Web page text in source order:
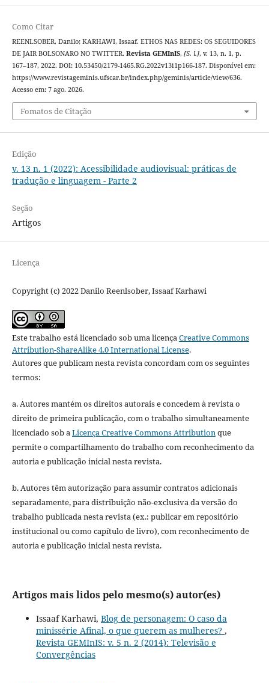
Como Citar
REENLSOBER, Danilo; KARHAWI, Issaaf. ETHOS NAS REDES: OS SEGUIDORES
DE JAIR BOLSONARO NO TWITTER. Revista GEMInIS, [S. l.], v. 13, n. 1, p.
167–187, 2022. DOI: 10.53450/2179-1465.RG.2022v13i1p166-187. Disponível em:
https://www.revistageminis.ufscar.br/index.php/geminis/article/view/636.
Acesso em: 7 ago. 2026.
Fomatos de Citação
Edição
v. 13 n. 1 (2022): Acessibilidade audiovisual: práticas de
tradução e linguagem - Parte 2
Seção
Artigos
Licença
Copyright (c) 2022 Danilo Reenlsober, Issaaf Karhawi
Este trabalho está licenciado sob uma licençaCreative Commons
Attribution-ShareAlike 4.0 International License.
Autores que publicam nesta revista concordam com os seguintes
termos:
a. Autores mantém os direitos autorais e concedem à revista o
direito de primeira publicação, com o trabalho simultaneamente
licenciado sob aLicença Creative Commons Attributionque
permite o compartilhamento do trabalho com reconhecimento da
autoria e publicação inicial nesta revista.
b. Autores têm autorização para assumir contratos adicionais
separadamente, para distribuição não-exclusiva da versão do
trabalho publicada nesta revista (ex.: publicar em repositório
institucional ou como capítulo de livro), com reconhecimento de
autoria e publicação inicial nesta revista.
Artigos mais lidos pelo mesmo(s) autor(es)
Issaaf Karhawi, Blog de personagem: O caso da
minissérie Afinal, o que querem as mulheres? ,
Revista GEMInIS: v. 5 n. 2 (2014): Televisão e
Convergências